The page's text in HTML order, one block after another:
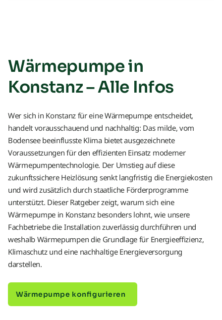
Wärmepumpe in
Konstanz – Alle Infos
Wer sich in Konstanz für eine Wärmepumpe entscheidet,
handelt vorausschauend und nachhaltig: Das milde, vom
Bodensee beeinflusste Klima bietet ausgezeichnete
Voraussetzungen für den effizienten Einsatz moderner
Wärmepumpentechnologie. Der Umstieg auf diese
zukunftssichere Heizlösung senkt langfristig die Energiekosten
und wird zusätzlich durch staatliche Förderprogramme
unterstützt. Dieser Ratgeber zeigt, warum sich eine
Wärmepumpe in Konstanz besonders lohnt, wie unsere
Fachbetriebe die Installation zuverlässig durchführen und
weshalb Wärmepumpen die Grundlage für Energieeffizienz,
Klimaschutz und eine nachhaltige Energieversorgung
darstellen.
Wärmepumpe konfigurieren